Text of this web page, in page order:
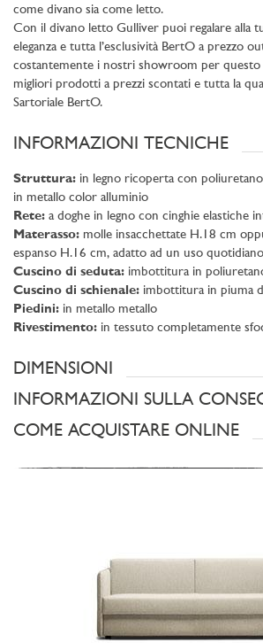
come divano sia come letto.
Con il divano letto Gulliver puoi regalare alla
eleganza e tutta l’esclusività BertO a prezzo
costantemente i nostri showroom per
migliori prodotti a prezzi scontati e tutta la
Sartoriale BertO.
INFORMAZIONI TECNICHE
Struttura: in legno ricoperta con
in metallo color alluminio
Rete: a doghe in legno con cinghie elastiche
Materasso: molle insacchettate H.18 cm
espanso H.16 cm, adatto ad un uso quotidiano
Cuscino di seduta: imbottitura in
Cuscino di schienale: imbottitura in piuma
Piedini: in metallo metallo
Rivestimento: in tessuto completamente
DIMENSIONI
INFORMAZIONI SULLA
COME ACQUISTARE ONLINE